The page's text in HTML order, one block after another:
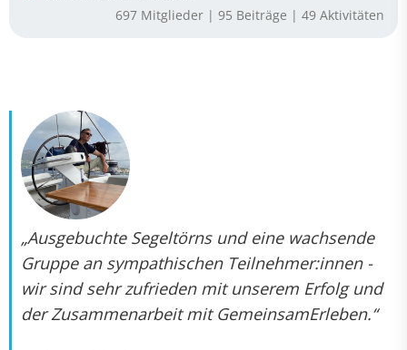
„Ausgebuchte Segeltörns und eine wachsende
Gruppe an sympathischen Teilnehmer:innen -
wir sind sehr zufrieden mit unserem Erfolg und
der Zusammenarbeit mit GemeinsamErleben.“